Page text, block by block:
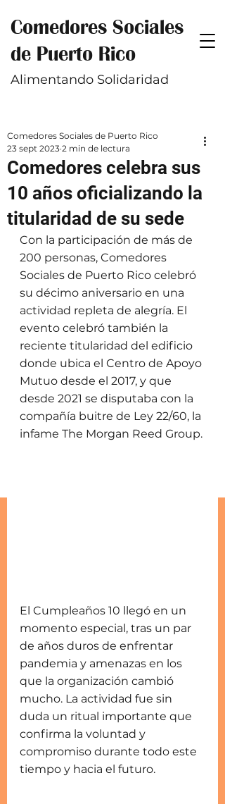
Comedores Sociales
de Puerto Rico
Alimentando Solidaridad
Comedores celebra sus
10 años oficializando la
titularidad de su sede
Comedores Sociales de Puerto Rico
23 sept 2023 2 min de lectura
Con la participación de más de
200 personas, Comedores
Sociales de Puerto Rico celebró
su décimo aniversario en una
actividad repleta de alegría. El
evento celebró también la
reciente titularidad del edificio
donde ubica el Centro de Apoyo
Mutuo desde el 2017, y que
desde 2021 se disputaba con la
compañía buitre de Ley 22/60, la
infame The Morgan Reed Group.
El Cumpleaños 10 llegó en un
momento especial, tras un par
de años duros de enfrentar
pandemia y amenazas en los
que la organización cambió
mucho. La actividad fue sin
duda un ritual importante que
confirma la voluntad y
compromiso durante todo este
tiempo y hacia el futuro.